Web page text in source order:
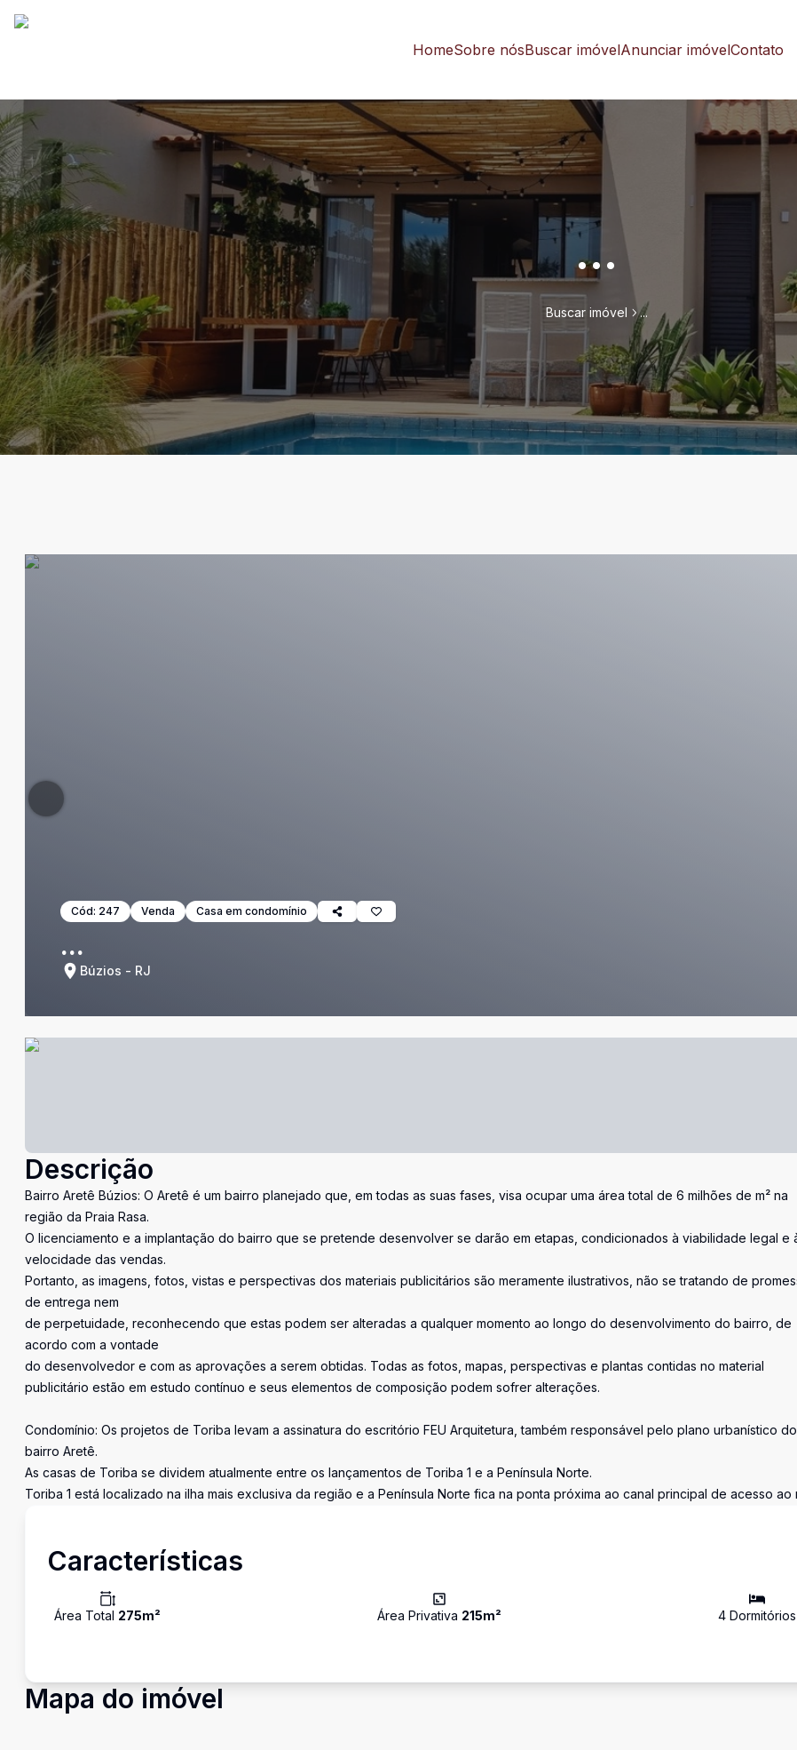
HomeSobre nósBuscar imóvelAnunciar imóvelContato
...
Buscar imóvel ...
Cód: 247 Venda Casa em condomínio
...
Búzios - RJ
Descrição
Bairro Aretê Búzios: O Aretê é um bairro planejado que, em todas as suas fases, visa ocupar uma área total de 6 milhões de m² na
região da Praia Rasa.
O licenciamento e a implantação do bairro que se pretende desenvolver se darão em etapas, condicionados à viabilidade legal e
velocidade das vendas.
Portanto, as imagens, fotos, vistas e perspectivas dos materiais publicitários são meramente ilustrativos, não se tratando de
de entrega nem
de perpetuidade, reconhecendo que estas podem ser alteradas a qualquer momento ao longo do desenvolvimento do bairro, de
acordo com a vontade
do desenvolvedor e com as aprovações a serem obtidas. Todas as fotos, mapas, perspectivas e plantas contidas no material
publicitário estão em estudo contínuo e seus elementos de composição podem sofrer alterações.
Condomínio: Os projetos de Toriba levam a assinatura do escritório FEU Arquitetura, também responsável pelo plano urbanístico do
bairro Aretê.
As casas de Toriba se dividem atualmente entre os lançamentos de Toriba 1 e a Península Norte.
Toriba 1 está localizado na ilha mais exclusiva da região e a Península Norte fica na ponta próxima ao canal principal de acesso ao
Características
Área Total 275m² Área Privativa 215m² 4Dormitórios
Mapa do imóvel